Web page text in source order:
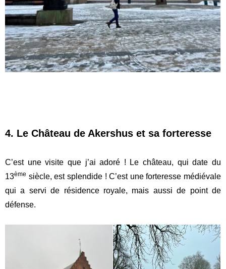
4. Le Château de Akershus et sa forteresse
C’est une visite que j’ai adoré ! Le château, qui date du
13ème siècle, est splendide ! C’est une forteresse médiévale
qui a servi de résidence royale, mais aussi de point de
défense.